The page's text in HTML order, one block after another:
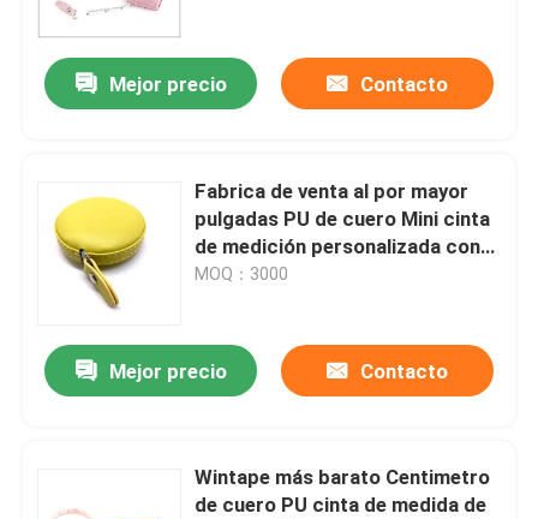
Mejor precio Contacto
Fabrica de venta al por mayor
pulgadas PU de cuero Mini cinta
de medición personalizada con
logotipo cinta de medición
MOQ：3000
Mejor precio Contacto
Wintape más barato Centimetro
de cuero PU cinta de medida de